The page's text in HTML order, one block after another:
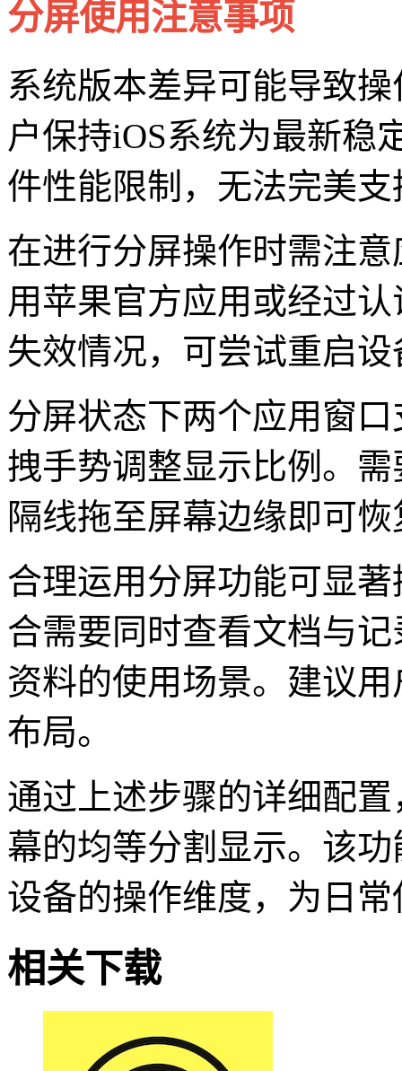
分屏使用注意事项
系统版本差异可能导致
户保持iOS系统为最新稳
件性能限制，无法完美
在进行分屏操作时需注
用苹果官方应用或经过
失效情况，可尝试重启
分屏状态下两个应用窗
拽手势调整显示比例。
隔线拖至屏幕边缘即可
合理运用分屏功能可显
合需要同时查看文档与
资料的使用场景。建议
布局。
通过上述步骤的详细配
幕的均等分割显示。该
设备的操作维度，为日
相关下载